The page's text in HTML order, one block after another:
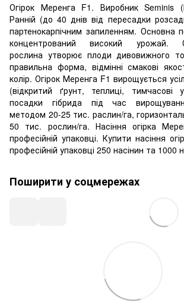
Огірок Меренга F1. Виробник Seminis
Ранній (до 40 днів від пересадки
партенокарпічним запиленням. Основна
концентрований високий урожай.
рослина утворює плоди дивовижного
правильна форма, відмінні смакові
колір. Огірок Меренга F1 вирощується
(відкритий ґрунт, теплиці, тимчасові
посадки гібрида під час
методом 20-25 тис. раслин/га,
50 тис. рослин/га. Насіння огірка
професійній упаковці. Купити насіння
професійній упаковці 250 насінин та 1000
Поширити у соцмережах